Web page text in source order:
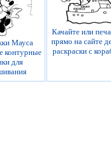
Мауса
контурные
для
Качайте или
прямо на сайте
раскраски с